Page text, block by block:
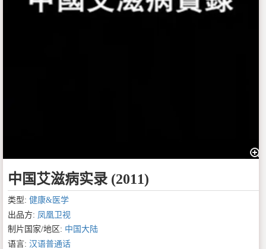
中国艾滋病实录 (2011)
类型: 健康&医学
出品方: 凤凰卫视
制片国家/地区: 中国大陆
语言: 汉语普通话